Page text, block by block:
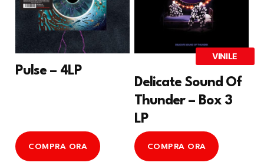
Pulse – 4LP
COMPRA ORA
VINILE
Delicate Sound Of
Thunder – Box 3
LP
COMPRA ORA